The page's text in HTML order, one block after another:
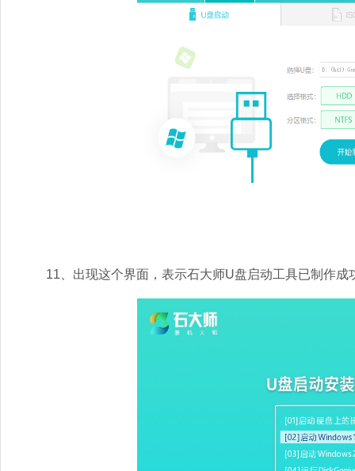
11、出现这个界面，表示石大师U盘启动工具已制作成